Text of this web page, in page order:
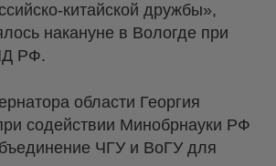
китайской дружбы»,
накануне в Вологде при
РФ.
области Георгия
содействии Минобрнауки РФ
ЧГУ и ВоГУ для